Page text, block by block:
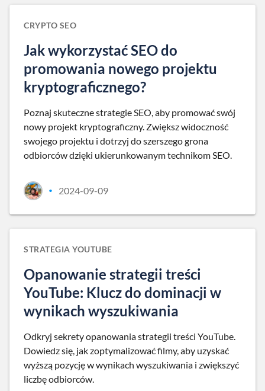
CRYPTO SEO
Jak wykorzystać SEO do
promowania nowego projektu
kryptograficznego?
Poznaj skuteczne strategie SEO, aby promować swój
nowy projekt kryptograficzny. Zwiększ widoczność
swojego projektu i dotrzyj do szerszego grona
odbiorców dzięki ukierunkowanym technikom SEO.
• 2024-09-09
STRATEGIA YOUTUBE
Opanowanie strategii treści
YouTube: Klucz do dominacji w
wynikach wyszukiwania
Odkryj sekrety opanowania strategii treści YouTube.
Dowiedz się, jak zoptymalizować filmy, aby uzyskać
wyższą pozycję w wynikach wyszukiwania i zwiększyć
liczbę odbiorców.